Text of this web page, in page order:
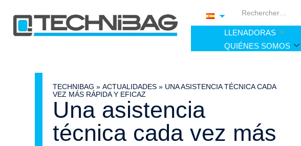
Buscar:
LLENADORAS
QUIÉNES SOMOS
TECHNIBAG »ACTUALIDADES » UNA ASISTENCIA TÉCNICA CADA
VEZ MÁS RÁPIDA Y EFICAZ
Una asistencia
técnica cada vez más